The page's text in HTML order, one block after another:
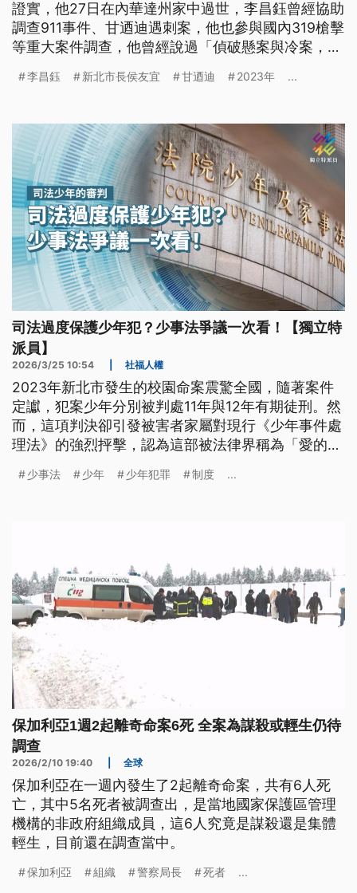
證實，他27日在內華達州家中過世，李昌鈺曾經協助
調查911事件、甘迺迪遇刺案，他也參與國內319槍擊
等重大案件調查，他曾經說過「偵破懸案與冷案，是
李昌鈺 新北市長侯友宜 甘迺迪 2023年 ...
司法過度保護少年犯？少事法爭議一次看！【獨立特
派員】
2026/3/25 10:54 社福人權
2023年新北市發生的校園命案震驚全國，隨著案件
定讞，犯案少年分別被判處11年與12年有期徒刑。然
而，這項判決卻引發被害者家屬對現行《少年事件處
理法》的強烈抨擊，認為這部被法律界稱為「愛的法
社會大眾對於「嚴罰化」的呼聲，以及鄰近日本、韓
修法趨勢等多重維度，深度解析司法少年審判背後的
難題與挑戰，尋求保護少年與公平正義之間的平衡
點。
少事法 少年 少年犯罪 制度 ...
保加利亞1週2起離奇命案6死 全案為謀殺或輕生仍待
調查
2026/2/10 19:40 全球
保加利亞在一週內發生了2起離奇命案，共有6人死
亡，其中5名死者被調查出，是當地國家保護區管理
機構的非政府組織成員，這6人究竟是謀殺還是集體
輕生，目前還在調查當中。
保加利亞 組織 警察局長 死者 ...